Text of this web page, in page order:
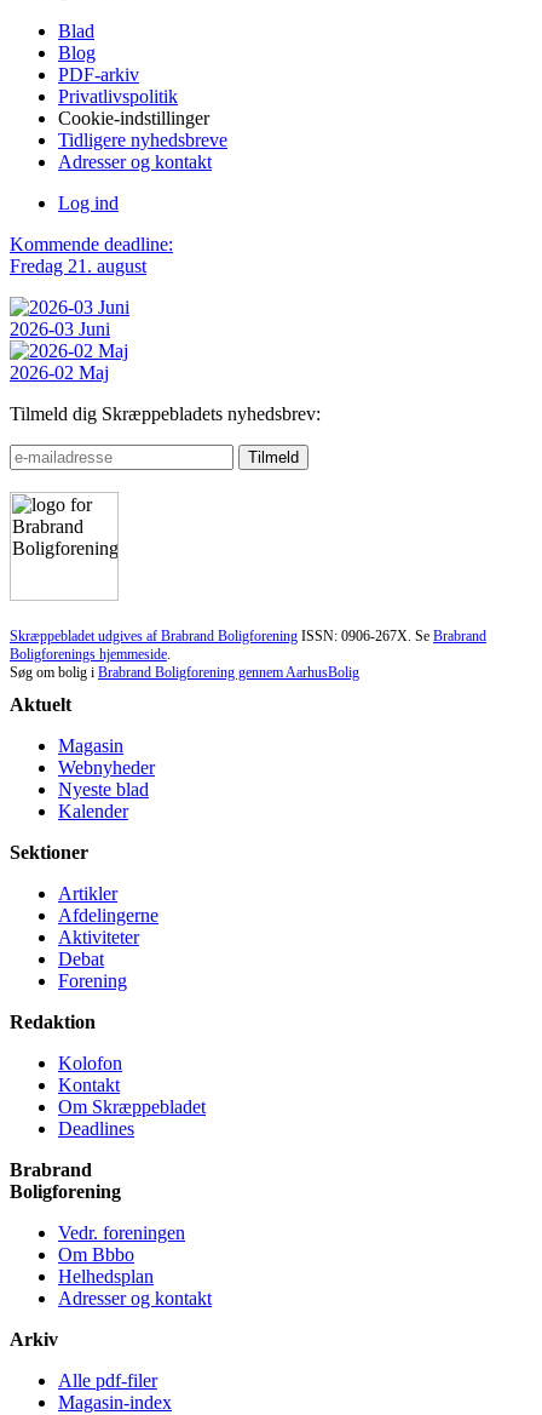
Blad
Blog
PDF-arkiv
Privatlivspolitik
Cookie-indstillinger
Tidligere nyhedsbreve
Adresser og kontakt
Log ind
Kommende deadline:
Fredag 21. august
2026-03 Juni
2026-02 Maj
Tilmeld dig Skræppebladets nyhedsbrev:
Skræppebladet udgives af Brabrand Boligforening ISSN: 0906-267X. Se Brabrand
Boligforenings hjemmeside.
Søg om bolig i Brabrand Boligforening gennem AarhusBolig
Aktuelt
Magasin
Webnyheder
Nyeste blad
Kalender
Sektioner
Artikler
Afdelingerne
Aktiviteter
Debat
Forening
Redaktion
Kolofon
Kontakt
Om Skræppe­bladet
Deadlines
Brabrand
Bolig­forening
Vedr. foreningen
Om Bbbo
Helheds­plan
Adresser og kontakt
Arkiv
Alle pdf-filer
Magasin-index